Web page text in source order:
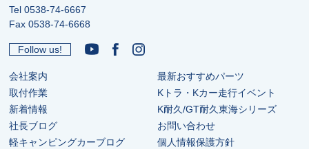
Tel0538-74-6667
Fax 0538-74-6668
Follow us!
会社案内
取付作業
新着情報
社長ブログ
軽キャンピングカーブログ
最新おすすめパーツ
Kトラ・Kカー走行イベント
K耐久/GT耐久東海シリーズ
お問い合わせ
個人情報保護方針